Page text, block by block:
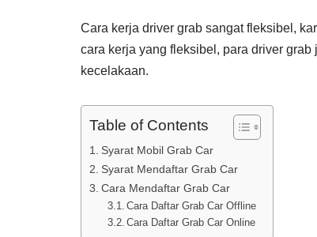
Cara kerja driver grab sangat fleksibel,
cara kerja yang fleksibel, para driver
kecelakaan.
Table of Contents
Syarat Mobil Grab Car
Syarat Mendaftar Grab Car
Cara Mendaftar Grab Car
Cara Daftar Grab Car Offline
Cara Daftar Grab Car Online